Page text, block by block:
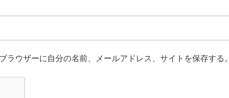
ラウザーに自分の名前、メールアドレス、サイトを保存する。